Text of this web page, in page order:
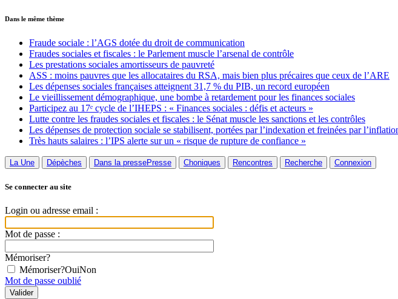
Dans le même thème
Fraude sociale : l’AGS dotée du droit de communication
Fraudes sociales et fiscales : le Parlement muscle l’arsenal de contrôle
Les prestations sociales amortisseurs de pauvreté
ASS : moins pauvres que les allocataires du RSA, mais bien plus précaires que ceux de l’ARE
Les dépenses sociales françaises atteignent 31,7 % du PIB, un record européen
Le vieillissement démographique, une bombe à retardement pour les finances sociales
Participez au 17ᵉ cycle de l’IHEPS : « Finances sociales : défis et acteurs »
Lutte contre les fraudes sociales et fiscales : le Sénat muscle les sanctions et les contrôles
Les dépenses de protection sociale se stabilisent, portées par l’indexation et freinées par
Très hauts salaires : l’IPS alerte sur un « risque de rupture de confiance »
La Une Dépèches Dans la pressePresse Choniques Rencontres Recherche Connexion
Se connecter au site
Login ou adresse email :
Mot de passe :
Mémoriser?
Mémoriser?OuiNon
Mot de passe oublié